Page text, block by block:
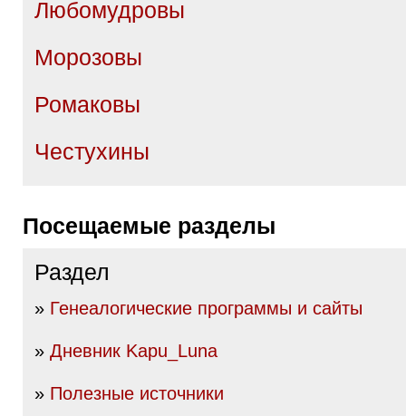
Любомудровы
Морозовы
Ромаковы
Честухины
Посещаемые разделы
Раздел
» Генеалогические программы и сайты
» Дневник Kapu_Luna
» Полезные источники